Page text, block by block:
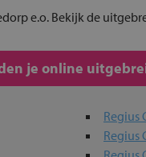
e.o. Bekijk de
je online
Regius
Regius